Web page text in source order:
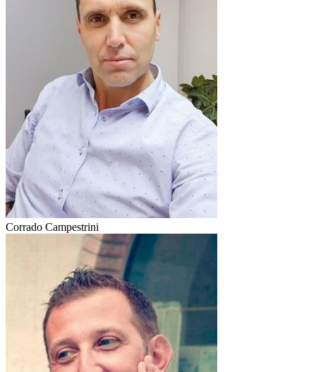
Corrado Campestrini